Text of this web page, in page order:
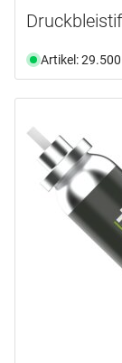
Artikel: